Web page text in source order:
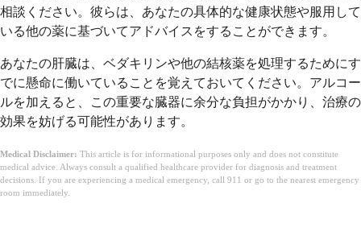
相談ください。彼らは、あなたの具体的な健康状態や服用して
いる他の薬に基づいてアドバイスをすることができます。
あなたの肝臓は、ベダキリンや他の結核薬を処理するためにす
でに懸命に働いていることを覚えておいてください。アルコー
ルを加えると、この重要な臓器に余分な負担がかかり、治療の
効果を妨げる可能性があります。
Medical Disclaimer: This article is for informational purposes only and does not constitute
medical advice. Always consult a qualified healthcare provider for diagnosis and treatment
decisions. If you are experiencing a medical emergency, call 911 or go to the nearest emergency
room immediately.